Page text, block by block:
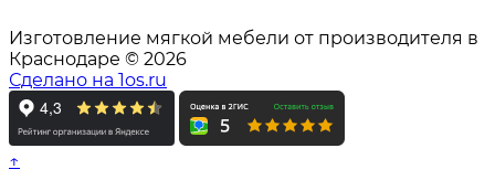
Изготовление мягкой мебели от производителя в
Краснодаре © 2026
Сделано на 1os.ru
↑